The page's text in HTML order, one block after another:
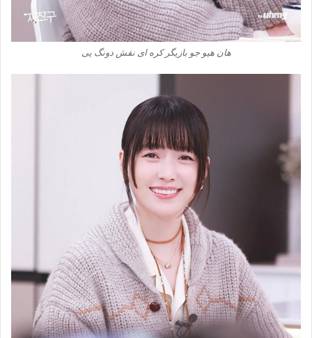
هان هیو جو بازیگر کره ای نقش دونگ یی